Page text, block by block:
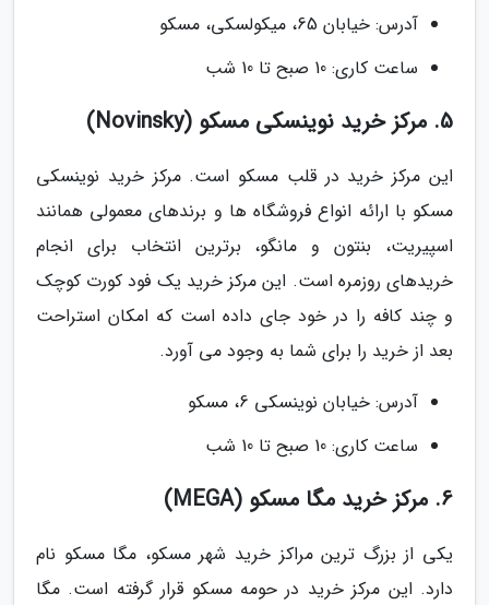
آدرس: خیابان 65، میکولسکی، مسکو
ساعت کاری: 10 صبح تا 10 شب
5. مرکز خرید نوینسکی مسکو (Novinsky)
این مرکز خرید در قلب مسکو است. مرکز خرید نوینسکی
مسکو با ارائه انواع فروشگاه ها و برندهای معمولی همانند
اسپیریت، بنتون و مانگو، برترین انتخاب برای انجام
خریدهای روزمره است. این مرکز خرید یک فود کورت کوچک
و چند کافه را در خود جای داده است که امکان استراحت
بعد از خرید را برای شما به وجود می آورد.
آدرس: خیابان نوینسکی 6، مسکو
ساعت کاری: 10 صبح تا 10 شب
6. مرکز خرید مگا مسکو (MEGA)
یکی از بزرگ ترین مراکز خرید شهر مسکو، مگا مسکو نام
دارد. این مرکز خرید در حومه مسکو قرار گرفته است. مگا